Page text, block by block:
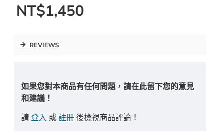
NT$1,450
REVIEWS
如果您對本商品有任何問題，請在此留下您的意見
和建議！
請登入 或註冊後檢視商品評論！